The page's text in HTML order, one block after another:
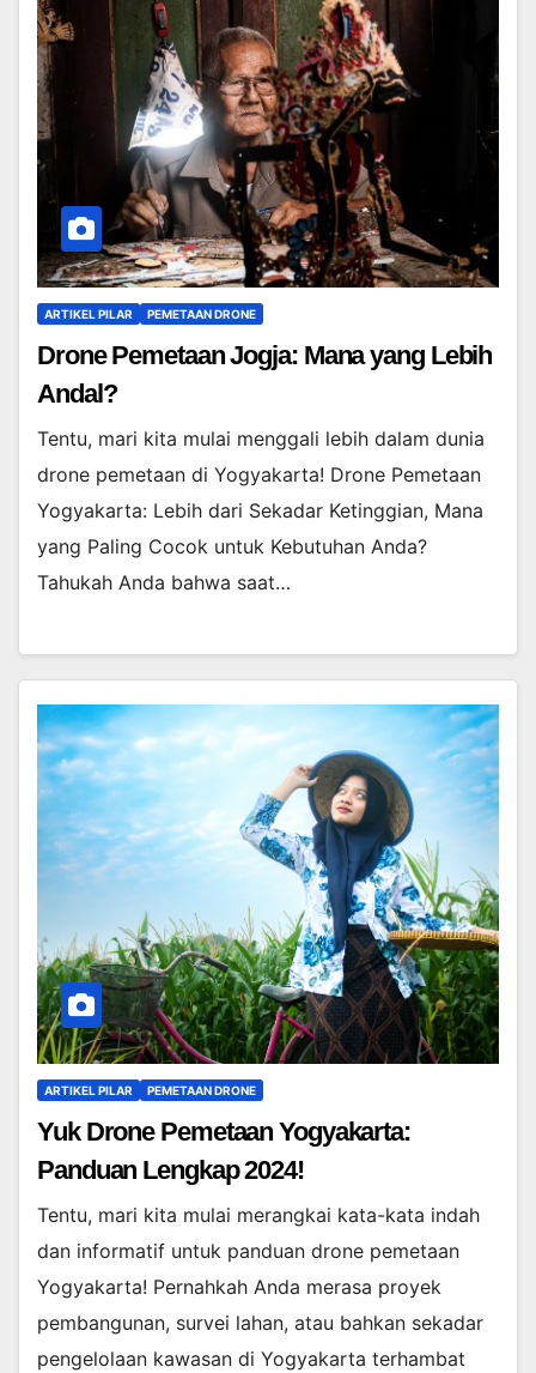
ARTIKEL PILAR PEMETAAN DRONE
Drone Pemetaan Jogja: Mana yang Lebih
Andal?
Tentu, mari kita mulai menggali lebih dalam dunia
drone pemetaan di Yogyakarta! Drone Pemetaan
Yogyakarta: Lebih dari Sekadar Ketinggian, Mana
yang Paling Cocok untuk Kebutuhan Anda?
Tahukah Anda bahwa saat…
ARTIKEL PILAR PEMETAAN DRONE
Yuk Drone Pemetaan Yogyakarta:
Panduan Lengkap 2024!
Tentu, mari kita mulai merangkai kata-kata indah
dan informatif untuk panduan drone pemetaan
Yogyakarta! Pernahkah Anda merasa proyek
pembangunan, survei lahan, atau bahkan sekadar
pengelolaan kawasan di Yogyakarta terhambat